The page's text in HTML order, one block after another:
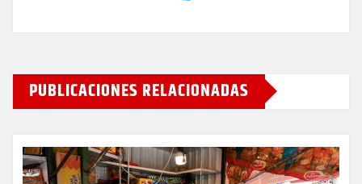
PUBLICACIONES RELACIONADAS